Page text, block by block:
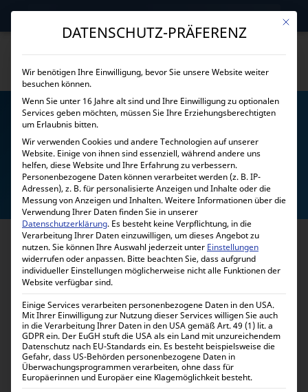
→
DC DC WANDLER
Ergebnisse 1 – 24 von 71 werden angezeigt
Standardsortierung
Mit
DATENSCHUTZ-PRÄFERENZ
Wir benötigen Ihre Einwilligung, bevor Sie unsere Website weiter
besuchen können.
Wenn Sie unter 16 Jahre alt sind und Ihre Einwilligung zu optionalen
Services geben möchten, müssen Sie Ihre Erziehungsberechtigten
um Erlaubnis bitten.
Wir verwenden Cookies und andere Technologien auf unserer
Website. Einige von ihnen sind essenziell, während andere uns
helfen, diese Website und Ihre Erfahrung zu verbessern.
Personenbezogene Daten können verarbeitet werden (z. B. IP-
Adressen), z. B. für personalisierte Anzeigen und Inhalte oder die
Messung von Anzeigen und Inhalten.Weitere Informationen über die
Verwendung Ihrer Daten finden Sie in unserer
Datenschutzerklärung. Es besteht keine Verpflichtung, in die
Verarbeitung Ihrer Daten einzuwilligen, um dieses Angebot zu
nutzen.Sie können Ihre Auswahl jederzeit unter Einstellungen
widerrufen oder anpassen. Bitte beachten Sie, dass aufgrund
individueller Einstellungen möglicherweise nicht alle Funktionen der
Website verfügbar sind.
Einige Services verarbeiten personenbezogene Daten in den USA.
Mit Ihrer Einwilligung zur Nutzung dieser Services willigen Sie auch
in die Verarbeitung Ihrer Daten in den USA gemäß Art. 49 (1) lit. a
GDPR ein. Der EuGH stuft die USA als ein Land mit unzureichendem
Datenschutz nach EU-Standards ein. Es besteht beispielsweise die
Gefahr, dass US-Behörden personenbezogene Daten in
Überwachungsprogrammen verarbeiten, ohne dass für
Europäerinnen und Europäer eine Klagemöglichkeit besteht.